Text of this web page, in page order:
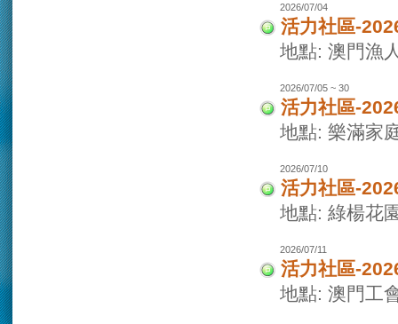
2026/07/04
活力社區-
地點: 澳門漁
2026/07/05 ~ 30
活力社區-
地點: 樂滿家
2026/07/10
活力社區-
地點: 綠楊花
2026/07/11
活力社區-
地點: 澳門工